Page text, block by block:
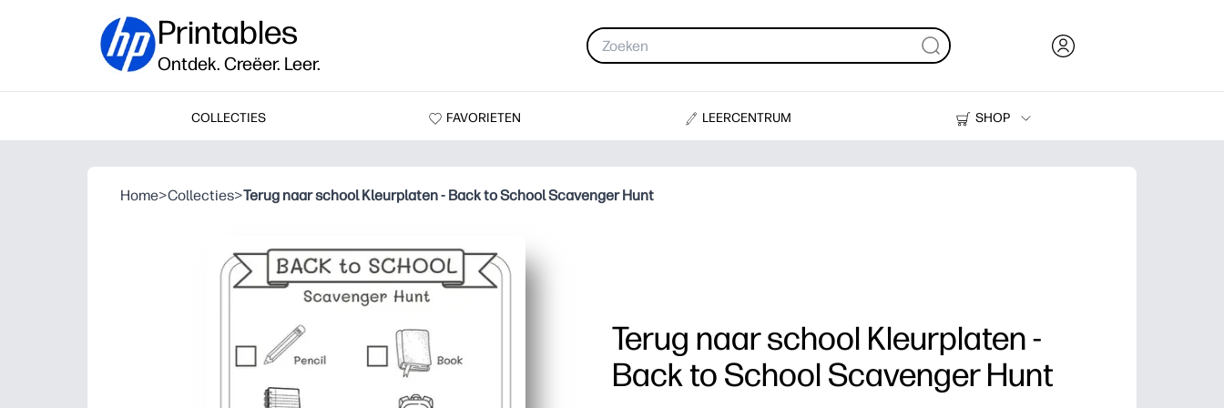
Printables
Ontdek. Creëer. Leer.
COLLECTIES FAVORIETEN LEERCENTRUM
SHOP
Printers
Home>Collecties>Terug naar school Kleurplaten - Back to School Scavenger Hunt
Terug naar school Kleurplaten -
Back to School Scavenger Hunt